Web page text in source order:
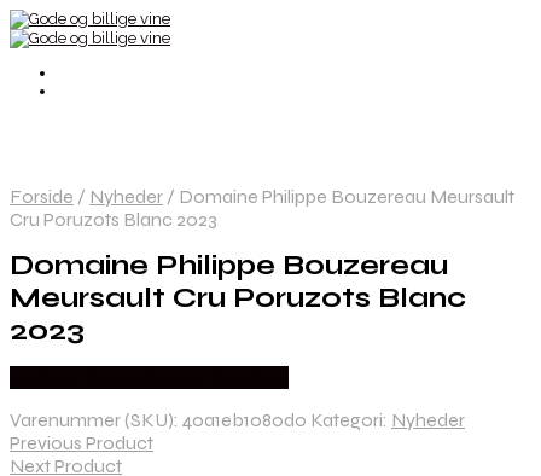
Forside / Nyheder / Domaine Philippe Bouzereau Meursault
Cru Poruzots Blanc 2023
Domaine Philippe Bouzereau
Meursault Cru Poruzots Blanc
2023
Varenummer (SKU): 40a1eb1080d0 Kategori: Nyheder
Previous Product
Next Product